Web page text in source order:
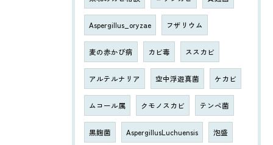
Aspergillus_oryzae フザリウム
麦の赤かび病 カビ毒 ススカビ
アルテルナリア 空中浮遊真菌 ケカビ
ムコール属 クモノスカビ テンペ菌
黒麹菌 AspergillusLuchuensis 泡盛